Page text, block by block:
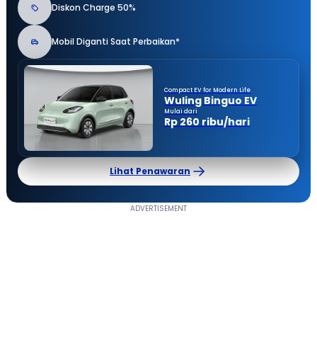
Diskon Charge 50%
Mobil Diganti Saat Perbaikan*
Compact EV for Modern Life
Wuling Binguo EV
Mulai dari
Rp 260 ribu/hari
Lihat Penawaran